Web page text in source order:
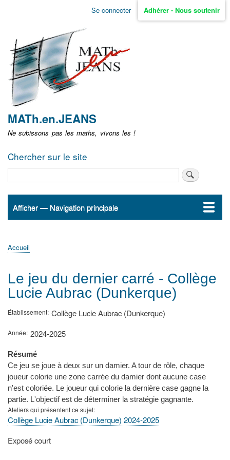
Aller
non
identifié
Se connecter Adhérer - Nous soutenir
MATh.en.JEANS
Ne subissons pas les maths, vivons les !
Chercher sur le site
Navigation
Afficher — Navigation principale
Accueil
ActualitésMATh.en.JEANS ?
Régions et Ateliers
Créer, gérer un atelier
Sujets/Publications
Congrès
d'Ariane
Accueil
Le jeu du dernier carré - Collège
Lucie Aubrac (Dunkerque)
Établissement Collège Lucie Aubrac (Dunkerque)
Année 2024-2025
Résumé
Ce jeu se joue à deux sur un damier. A tour de rôle, chaque
joueur colorie une zone carrée du damier dont aucune case
n'est coloriée. Le joueur qui colorie la dernière case gagne la
partie. L'objectif est de déterminer la stratégie gagnante.
Ateliers qui présentent ce sujet
Collège Lucie Aubrac (Dunkerque) 2024-2025
Type
Exposé court